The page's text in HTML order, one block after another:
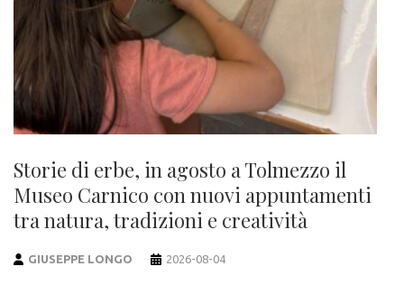
Storie di erbe, in agosto a Tolmezzo il
Museo Carnico con nuovi appuntamenti
tra natura, tradizioni e creatività
GIUSEPPE LONGO 2026-08-04